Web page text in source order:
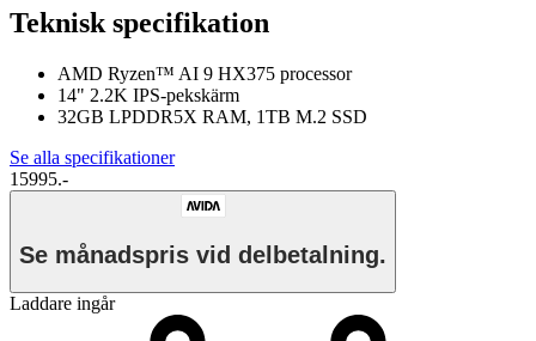
Teknisk specifikation
AMD Ryzen™ AI 9 HX375 processor
14" 2.2K IPS-pekskärm
32GB LPDDR5X RAM, 1TB M.2 SSD
Se alla specifikationer
15995.-
Se månadspris vid delbetalning.
Laddare ingår